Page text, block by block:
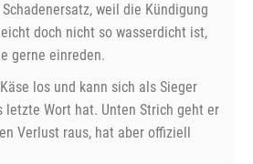
weil die Kündigung
doch nicht so wasserdicht ist,
gerne einreden.
los und kann sich als Sieger
letzte Wort hat. Unten Strich geht er
Verlust raus, hat aber offiziell